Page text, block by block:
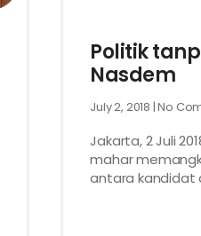
Politik
Nasdem
July 2, 2018 No
Jakarta, 2 Juli
mahar
antara kandidat